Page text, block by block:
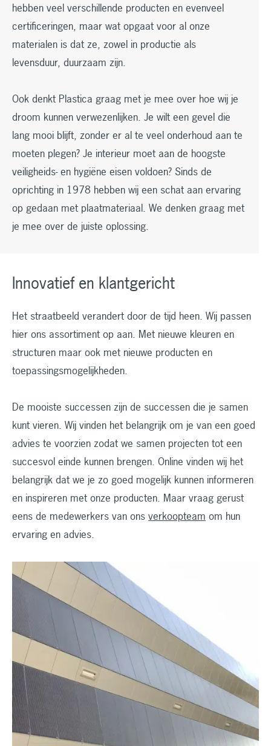
hebben veel verschillende producten en evenveel
certificeringen, maar wat opgaat voor al onze
materialen is dat ze, zowel in productie als
levensduur, duurzaam zijn.
Ook denkt Plastica graag met je mee over hoe wij je
droom kunnen verwezenlijken. Je wilt een gevel die
lang mooi blijft, zonder er al te veel onderhoud aan te
moeten plegen? Je interieur moet aan de hoogste
veiligheids- en hygiëne eisen voldoen? Sinds de
oprichting in 1978 hebben wij een schat aan ervaring
op gedaan met plaatmateriaal. We denken graag met
je mee over de juiste oplossing.
Innovatief en klantgericht
Het straatbeeld verandert door de tijd heen. Wij passen
hier ons assortiment op aan. Met nieuwe kleuren en
structuren maar ook met nieuwe producten en
toepassingsmogelijkheden.
De mooiste successen zijn de successen die je samen
kunt vieren. Wij vinden het belangrijk om je van een goed
advies te voorzien zodat we samen projecten tot een
succesvol einde kunnen brengen. Online vinden wij het
belangrijk dat we je zo goed mogelijk kunnen informeren
en inspireren met onze producten. Maar vraag gerust
eens de medewerkers van ons verkoopteam om hun
ervaring en advies.